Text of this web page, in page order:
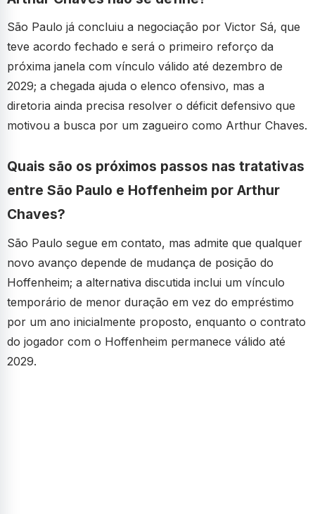
São Paulo já concluiu a negociação por Victor Sá, que
teve acordo fechado e será o primeiro reforço da
próxima janela com vínculo válido até dezembro de
2029; a chegada ajuda o elenco ofensivo, mas a
diretoria ainda precisa resolver o déficit defensivo que
motivou a busca por um zagueiro como Arthur Chaves.
Quais são os próximos passos nas tratativas
entre São Paulo e Hoffenheim por Arthur
Chaves?
São Paulo segue em contato, mas admite que qualquer
novo avanço depende de mudança de posição do
Hoffenheim; a alternativa discutida inclui um vínculo
temporário de menor duração em vez do empréstimo
por um ano inicialmente proposto, enquanto o contrato
do jogador com o Hoffenheim permanece válido até
2029.